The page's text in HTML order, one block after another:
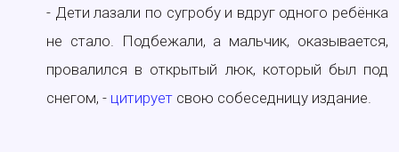
- Дети лазали по сугробу и вдруг одного ребёнка
не стало. Подбежали, а мальчик, оказывается,
провалился в открытый люк, который был под
снегом, - цитирует свою собеседницу издание.